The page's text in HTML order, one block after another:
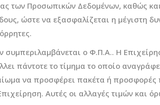
των Προσωπικών Δεδομένων, καθώς
ώστε να εξασφαλίζεται η μέγιστη
συμπεριλαμβάνεται ο Φ.Π.Α.. Η
πάντοτε το τίμημα το οποίο
να προσφέρει πακέτα ή
Αυτές οι αλλαγές τιμών και